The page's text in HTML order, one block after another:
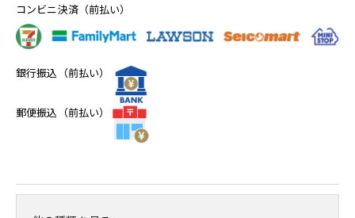
コンビニ決済（前払い）
銀行振込（前払い）
郵便振込（前払い）